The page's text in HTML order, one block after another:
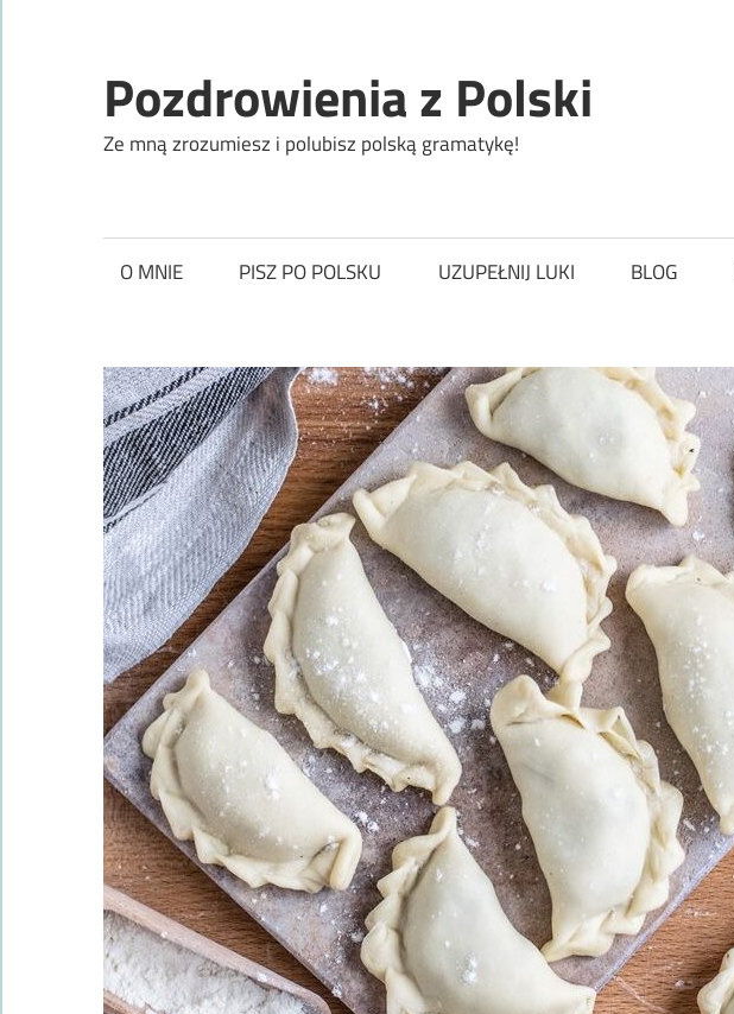
content
Pozdrowienia z Polski
Ze mną zrozumiesz i polubisz polską gramatykę!
O MNIE PISZ PO POLSKU UZUPEŁNIJ LUKI BLOG